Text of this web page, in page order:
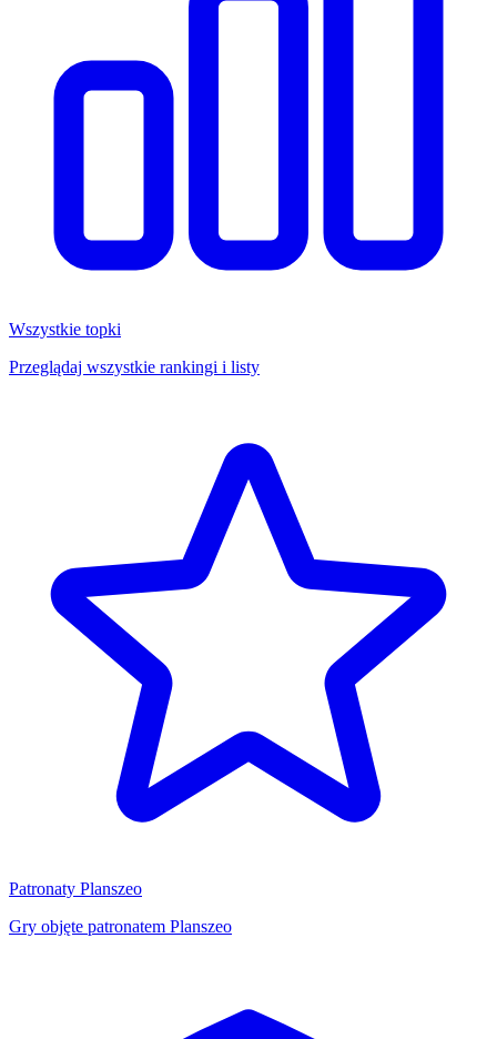
Wszystkie topki
Przeglądaj wszystkie rankingi i listy
Patronaty Planszeo
Gry objęte patronatem Planszeo